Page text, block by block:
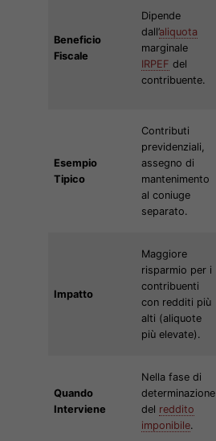
Beneficio
Fiscale
Dipende
dall’aliquota
marginale
IRPEF del
contribuente.
Esempio
Tipico
Contributi
previdenziali,
assegno di
mantenimento
al coniuge
separato.
Impatto
Maggiore
risparmio per i
contribuenti
con redditi più
alti (aliquote
più elevate).
Quando
Interviene
Nella fase di
determinazione
del reddito
imponibile.